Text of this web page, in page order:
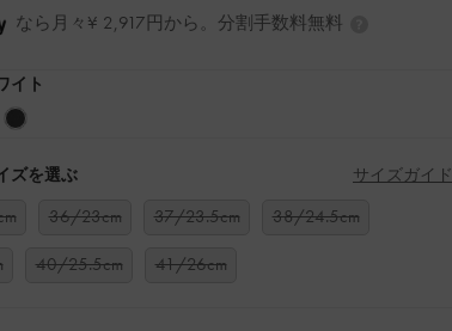
なら月々¥ 2,917円から。分割手数料無料
イト
ズを選ぶ サイズガイド
36/23cm 37/23.5cm
38/24.5cm
40/25.5cm 41/26cm